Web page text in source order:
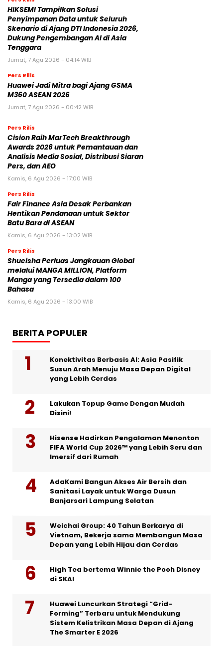
HIKSEMI Tampilkan Solusi
Penyimpanan Data untuk Seluruh
Skenario di Ajang DTI Indonesia 2026,
Dukung Pengembangan AI di Asia
Tenggara
Jumat, 7 Agu 2026 - 04:14 WIB
Pers Rilis
Huawei Jadi Mitra bagi Ajang GSMA
M360 ASEAN 2026
Jumat, 7 Agu 2026 - 00:42 WIB
Pers Rilis
Cision Raih MarTech Breakthrough
Awards 2026 untuk Pemantauan dan
Analisis Media Sosial, Distribusi Siaran
Pers, dan AEO
Kamis, 6 Agu 2026 - 17:00 WIB
Pers Rilis
Fair Finance Asia Desak Perbankan
Hentikan Pendanaan untuk Sektor
Batu Bara di ASEAN
Kamis, 6 Agu 2026 - 13:02 WIB
Pers Rilis
Shueisha Perluas Jangkauan Global
melalui MANGA MILLION, Platform
Manga yang Tersedia dalam 100
Bahasa
Kamis, 6 Agu 2026 - 13:00 WIB
BERITA POPULER
Konektivitas Berbasis AI: Asia Pasifik
Susun Arah Menuju Masa Depan Digital
yang Lebih Cerdas
Lakukan Topup Game Dengan Mudah
Disini!
Hisense Hadirkan Pengalaman Menonton
FIFA World Cup 2026™ yang Lebih Seru dan
Imersif dari Rumah
AdaKami Bangun Akses Air Bersih dan
Sanitasi Layak untuk Warga Dusun
Banjarsari Lampung Selatan
Weichai Group: 40 Tahun Berkarya di
Vietnam, Bekerja sama Membangun Masa
Depan yang Lebih Hijau dan Cerdas
High Tea bertema Winnie the Pooh Disney
di SKAI
Huawei Luncurkan Strategi “Grid-
Forming” Terbaru untuk Mendukung
Sistem Kelistrikan Masa Depan di Ajang
The Smarter E 2026